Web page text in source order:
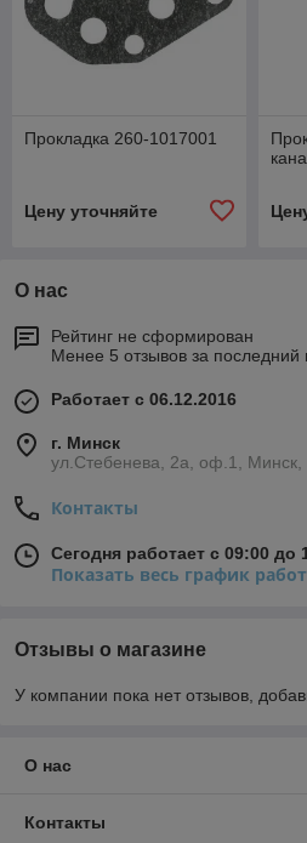
Прокладка 260-1017001
Цену уточняйте
О нас
Рейтинг не сформирован
Менее 5 отзывов за последний
Работает с 06.12.2016
г. Минск
ул.Стебенева, 2а, оф.1, Минск,
Контакты
Сегодня работает с 09:00 до
Показать весь график
Отзывы о магазине
У компании пока нет отзывов,
О нас
Контакты